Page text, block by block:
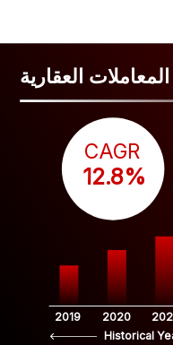
العقارية
2019 2020
CAGR
12.8%
Historical